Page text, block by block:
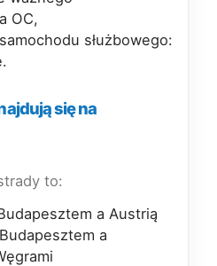
OC,
służbowego:
się na
to:
a Austrią
a